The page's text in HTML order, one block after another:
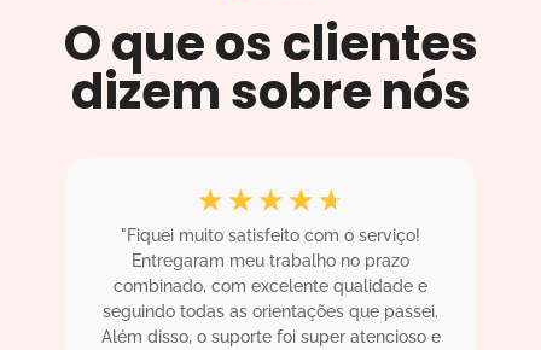
O que os clientes
dizem sobre nós
☆ ☆ ☆ ☆ ☆
"Fiquei muito satisfeito com o serviço!
Entregaram meu trabalho no prazo
combinado, com excelente qualidade e
seguindo todas as orientações que passei.
Além disso, o suporte foi super atencioso e